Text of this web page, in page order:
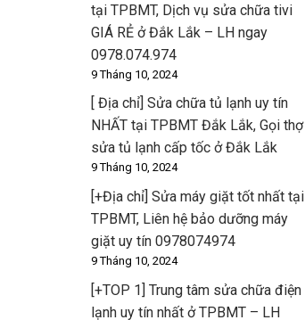
tại TPBMT, Dịch vụ sửa chữa tivi
GIÁ RẺ ở Đắk Lắk – LH ngay
0978.074.974
9 Tháng 10, 2024
[ Địa chỉ] Sửa chữa tủ lạnh uy tín
NHẤT tại TPBMT Đắk Lắk, Gọi thợ
sửa tủ lạnh cấp tốc ở Đắk Lắk
9 Tháng 10, 2024
[+Địa chỉ] Sửa máy giặt tốt nhất tại
TPBMT, Liên hệ bảo dưỡng máy
giặt uy tín 0978074974
9 Tháng 10, 2024
[+TOP 1] Trung tâm sửa chữa điện
lạnh uy tín nhất ở TPBMT – LH